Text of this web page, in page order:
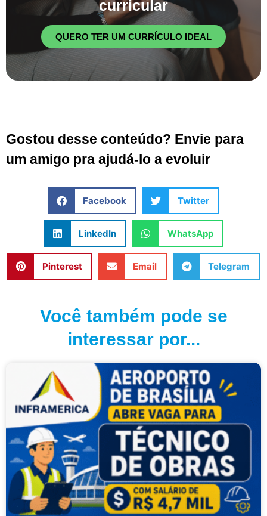
curricular
QUERO TER UM CURRÍCULO IDEAL
Gostou desse conteúdo? Envie para
um amigo pra ajudá-lo a evoluir
Facebook Twitter
LinkedIn WhatsApp
Pinterest Email Telegram
Você também pode se
interessar por...